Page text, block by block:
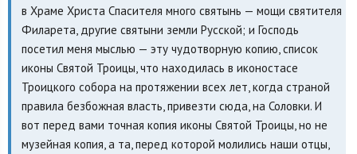
в Храме Христа Спасителя много святынь — мощи святителя
Филарета, другие святыни земли Русской; и Господь
посетил меня мыслью — эту чудотворную копию, список
иконы Святой Троицы, что находилась в иконостасе
Троицкого собора на протяжении всех лет, когда страной
правила безбожная власть, привезти сюда, на Соловки. И
вот перед вами точная копия иконы Святой Троицы, но не
музейная копия, а та, перед которой молились наши отцы,